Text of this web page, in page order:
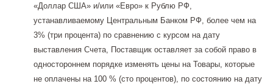
«Доллар США» и/или «Евро» к Рублю РФ,
устанавливаемому Центральным Банком РФ, более чем на
3% (три процента) по сравнению с курсом на дату
выставления Счета, Поставщик оставляет за собой право в
одностороннем порядке изменять цены на Товары, которые
не оплачены на 100 % (сто процентов), по состоянию на дату